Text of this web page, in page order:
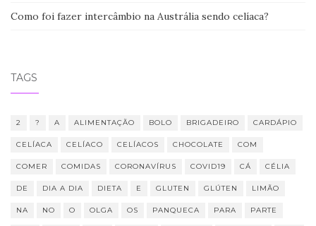
Como foi fazer intercâmbio na Austrália sendo celíaca?
TAGS
2 ? A ALIMENTAÇÃO BOLO BRIGADEIRO CARDÁPIO
CELÍACA CELÍACO CELÍACOS CHOCOLATE COM
COMER COMIDAS CORONAVÍRUS COVID19 CÁ CÉLIA
DE DIA A DIA DIETA E GLUTEN GLÚTEN LIMÃO
NA NO O OLGA OS PANQUECA PARA PARTE